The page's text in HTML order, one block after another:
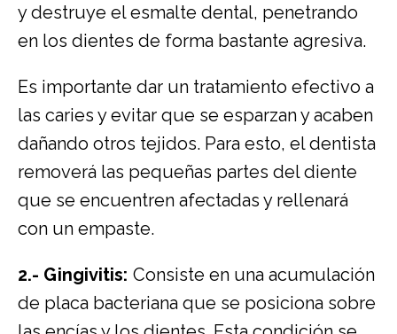
y destruye el esmalte dental, penetrando
en los dientes de forma bastante agresiva.
Es importante dar un tratamiento efectivo a
las caries y evitar que se esparzan y acaben
dañando otros tejidos. Para esto, el dentista
removerá las pequeñas partes del diente
que se encuentren afectadas y rellenará
con un empaste.
2.- Gingivitis: Consiste en una acumulación
de placa bacteriana que se posiciona sobre